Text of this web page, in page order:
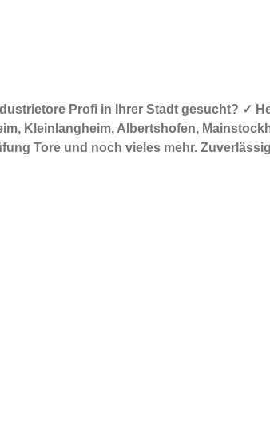
Profi in Ihrer Stadt gesucht? ✓
Kleinlangheim, Albertshofen,
Tore und noch vieles mehr.